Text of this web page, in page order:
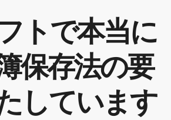
トで本当に
保存法の要
しています